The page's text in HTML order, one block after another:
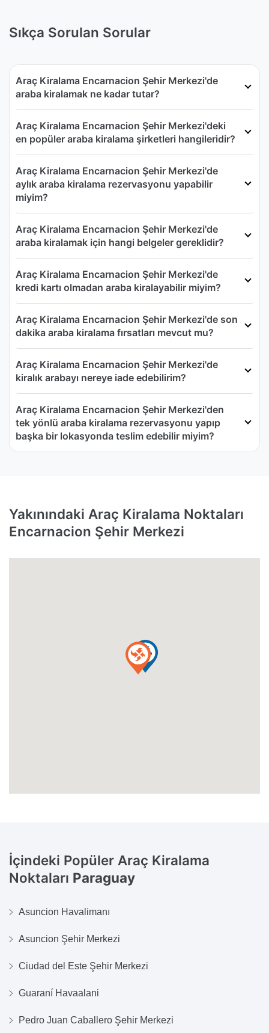
Sıkça Sorulan Sorular
Araç Kiralama Encarnacion Şehir Merkezi'de
araba kiralamak ne kadar tutar?
Araç Kiralama Encarnacion Şehir Merkezi'deki
en popüler araba kiralama şirketleri hangileridir?
Araç Kiralama Encarnacion Şehir Merkezi'de
aylık araba kiralama rezervasyonu yapabilir
miyim?
Araç Kiralama Encarnacion Şehir Merkezi'de
araba kiralamak için hangi belgeler gereklidir?
Araç Kiralama Encarnacion Şehir Merkezi'de
kredi kartı olmadan araba kiralayabilir miyim?
Araç Kiralama Encarnacion Şehir Merkezi'de son
dakika araba kiralama fırsatları mevcut mu?
Araç Kiralama Encarnacion Şehir Merkezi'de
kiralık arabayı nereye iade edebilirim?
Araç Kiralama Encarnacion Şehir Merkezi'den
tek yönlü araba kiralama rezervasyonu yapıp
başka bir lokasyonda teslim edebilir miyim?
Yakınındaki Araç Kiralama Noktaları
Encarnacion Şehir Merkezi
İçindeki Popüler Araç Kiralama
Noktaları Paraguay
Asuncion Havalimanı
Asuncion Şehir Merkezi
Ciudad del Este Şehir Merkezi
Guaraní Havaalani
Pedro Juan Caballero Şehir Merkezi